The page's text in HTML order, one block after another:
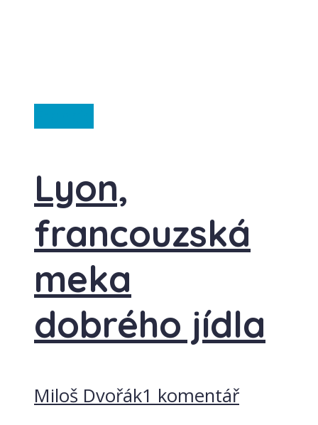
Lyon,
francouzská
meka
dobrého jídla
Miloš Dvořák1 komentář